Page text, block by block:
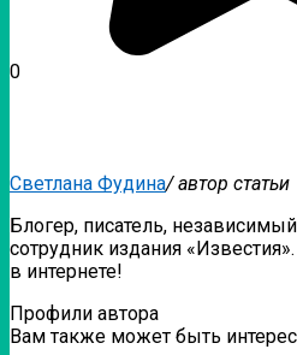
0
Светлана Фудина/ автор статьи
Блогер, писатель,
сотрудник издания
в интернете!
Профили автора
Вам также может быть